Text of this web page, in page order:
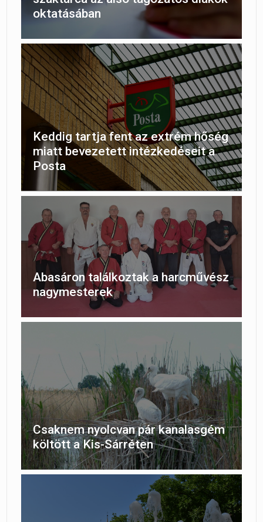
oktatásában
Keddig tartja fent az extrém hőség
miatt bevezetett intézkedéseit a
Posta
Abasáron találkoztak a harcművész
nagymesterek
Csaknem nyolcvan pár kanalasgém
költött a Kis-Sárréten